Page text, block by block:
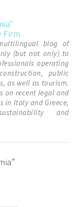
Firm
blog of
(but not only) to
operating
public
as well as tourism.
on recent legal and
in Italy and Greece,
and